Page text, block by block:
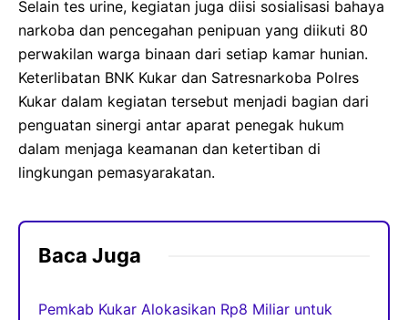
Selain tes urine, kegiatan juga diisi sosialisasi bahaya
narkoba dan pencegahan penipuan yang diikuti 80
perwakilan warga binaan dari setiap kamar hunian.
Keterlibatan BNK Kukar dan Satresnarkoba Polres
Kukar dalam kegiatan tersebut menjadi bagian dari
penguatan sinergi antar aparat penegak hukum
dalam menjaga keamanan dan ketertiban di
lingkungan pemasyarakatan.
Baca Juga
Pemkab Kukar Alokasikan Rp8 Miliar untuk